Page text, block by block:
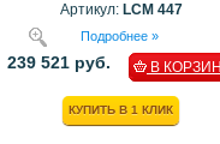
Артикул: LCM 447
Подробнее »
239 521 руб. В
КУПИТЬ В 1 КЛИК